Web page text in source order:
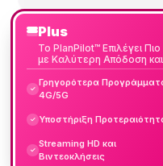
Plus
Το PlanPilot™ Επιλέγει
με Καλύτερη Απόδοση
✓
Γρηγορότερα
4G/5G
✓ Υποστήριξη
✓
Streaming HD και
Βιντεοκλήσεις